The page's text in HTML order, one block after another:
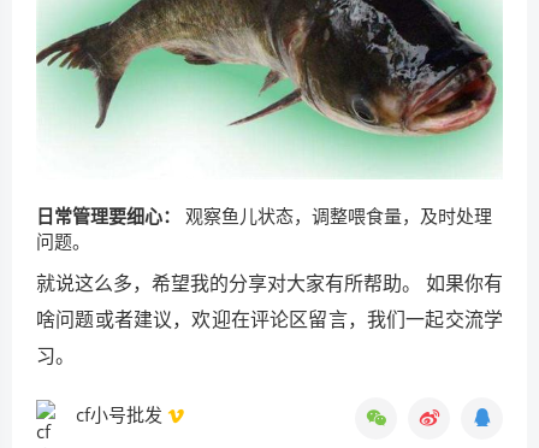
日常管理要细心：
观察鱼儿状态，调整喂食量，及时处理
问题。
就说这么多，希望我的分享对大家有所帮助。 如果你有
啥问题或者建议，欢迎在评论区留言，我们一起交流学
习。
cf小号批发